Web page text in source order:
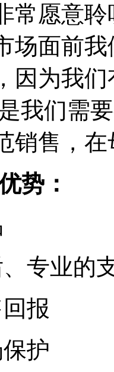
常愿意
场面前
因为我
我们需
销售，
势：
专业的
报
护